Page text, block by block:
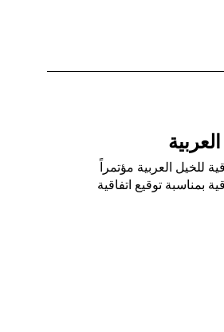
للخيل العربية مؤتمراً
بمناسبة توقيع اتفاقية